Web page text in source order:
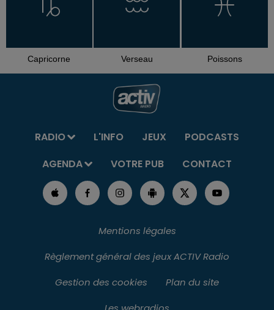
Capricorne Verseau Poissons
RADIO L'INFO JEUX
PODCASTS
AGENDA
VOTRE PUB CONTACT
Mentions légales
Règlement général des jeux ACTIV Radio
Gestion des cookies
Plan du site